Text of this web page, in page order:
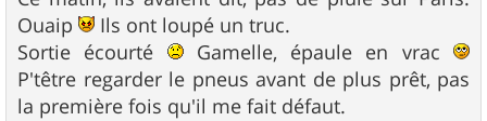
s
a
g
e
Ouaip
Ils ont loupé un truc.
Sortie écourté
Gamelle, épaule en vrac
P'têtre regarder le pneus avant de plus prêt, pas
la première fois qu'il me fait défaut.